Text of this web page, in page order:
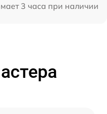
3 часа при наличии